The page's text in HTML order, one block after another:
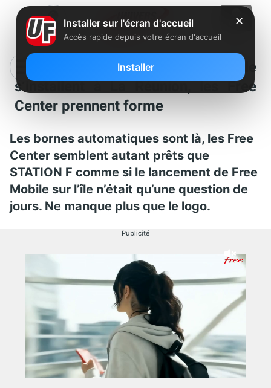
En images : les bornes Free Mobile
s’installent à La Réunion, les Free
Center prennent forme
Les bornes automatiques sont là, les Free
Center semblent autant prêts que
STATION F comme si le lancement de Free
Mobile sur l’île n’était qu’une question de
jours. Ne manque plus que le logo.
Publicité
✕
Installer sur l'écran d'accueil
Accès rapide depuis votre écran d'accueil
Installer